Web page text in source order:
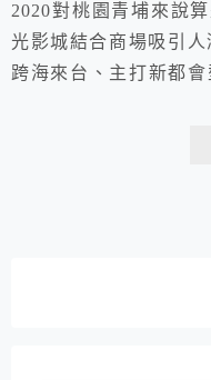
2020對桃園青埔來說
光影城結合商場吸引
跨海來台、主打新都
園門票，當日掃